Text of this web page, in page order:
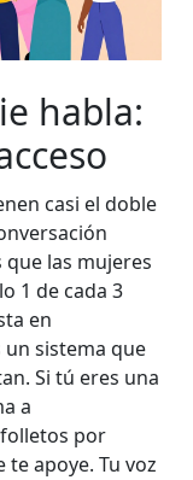
habla:
casi el doble
las mujeres
1 de cada 3
en
sistema que
Si tú eres una
a
por
apoye. Tu voz